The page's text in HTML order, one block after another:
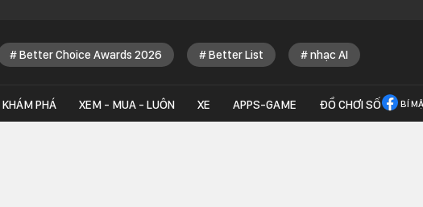
Better Choice Awards 2026 Better List nhạc AI
KHÁM PHÁ XEM - MUA - LUÔN XE APPS-GAME ĐỒ CHƠI SỐ BÍ